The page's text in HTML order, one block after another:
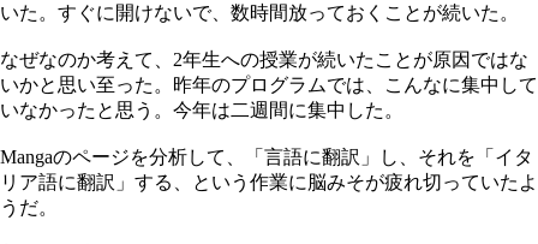
いた。すぐに開けないで、数時間放っておくことが続いた。
なぜなのか考えて、2年生への授業が続いたことが原因ではな
いかと思い至った。昨年のプログラムでは、こんなに集中して
いなかったと思う。今年は二週間に集中した。
Mangaのページを分析して、「言語に翻訳」し、それを「イタ
リア語に翻訳」する、という作業に脳みそが疲れ切っていたよ
うだ。